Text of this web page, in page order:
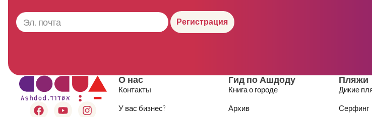
Регистрация
О нас
Контакты
У вас бизнес?
Гид по Ашдоду
Книга о городе
Архив
Пляжи
Дикие
Серфинг